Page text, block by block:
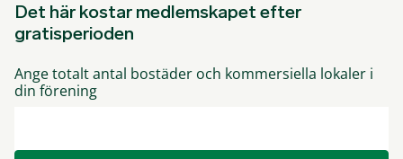
Det här kostar medlemskapet efter
gratisperioden
Ange totalt antal bostäder och kommersiella lokaler i
din förening